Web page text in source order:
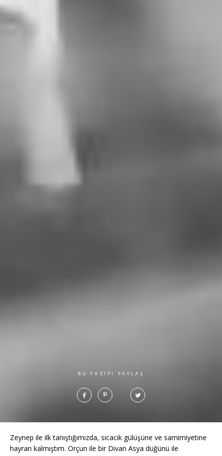
BU YAZIYI PAYLAŞ
Zeynep ile ilk tanıştığımızda, sıcacık gülüşüne ve samimiyetine
hayran kalmıştım. Orçun ile bir Divan Asya düğünü ile